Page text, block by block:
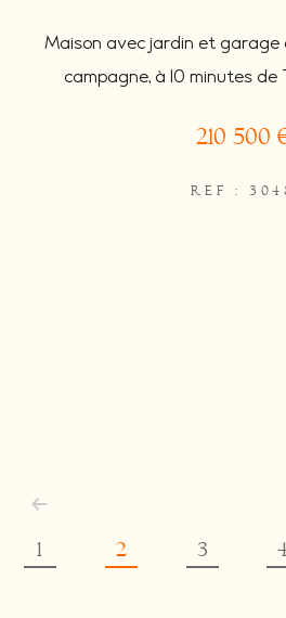
Maison avec jardin et garage
campagne, à 10 minutes
210 500
REF :
1 2 3